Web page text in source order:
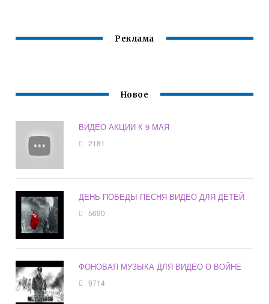
Реклама
Новое
ВИДЕО АКЦИИ К 9 МАЯ
2181
ДЕНЬ ПОБЕДЫ ПЕСНЯ ВИДЕО ДЛЯ ДЕТЕЙ
5690
ФОНОВАЯ МУЗЫКА ДЛЯ ВИДЕО О ВОЙНЕ
9714